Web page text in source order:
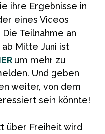
ihre Ergebnisse in
eines Videos
Teilnahme an
ab Mitte Juni ist
um mehr zu
Und geben
weiter, von dem
sein könnte!
über Freiheit wird